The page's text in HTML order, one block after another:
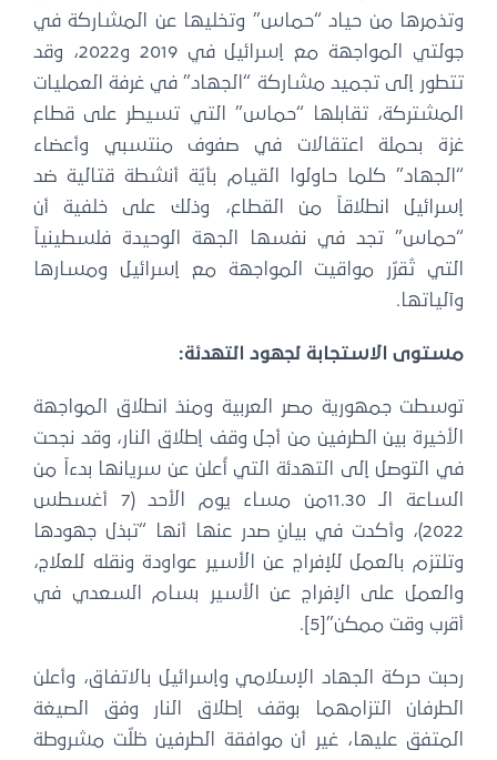
وتذمرها من حياد “حماس” وتخليها عن المشاركة في
جولتي المواجهة مع إسرائيل في 2019 و2022، وقد
تتطور إلى تجميد مشاركة “الجهاد” في غرفة العمليات
المشتركة، تقابلها “حماس” التي تسيطر على قطاع
غزة بحملة اعتقالات في صفوف منتسبي وأعضاء
“الجهاد” كلما حاولوا القيام بأيّة أنشطة قتالية ضد
إسرائيل انطلاقاً من القطاع، وذلك على خلفية أن
“حماس” تجد في نفسها الجهة الوحيدة فلسطينياً
التي تُقرّر مواقيت المواجهة مع إسرائيل ومسارها
وآلياتها.
مستوى الاستجابة لجهود التهدئة:
توسطت جمهورية مصر العربية ومنذ انطلاق المواجهة
الأخيرة بين الطرفين من أجل وقف إطلاق النار، وقد نجحت
في التوصل إلى التهدئة التي أُعلن عن سريانها بدءاً من
الساعة الـ 11.30من مساء يوم الأحد (7 أغسطس
2022)، وأكدت في بيانٍ صدر عنها أنها “تبذل جهودها
وتلتزم بالعمل للإفراج عن الأسير عواودة ونقله للعلاج،
والعمل على الإفراج عن الأسير بسام السعدي في
أقرب وقت ممكن”[5].
رحبت حركة الجهاد الإسلامي وإسرائيل بالاتفاق، وأعلن
الطرفان التزامهما بوقف إطلاق النار وفق الصيغة
المتفق عليها، غير أن موافقة الطرفين ظلّت مشروطة